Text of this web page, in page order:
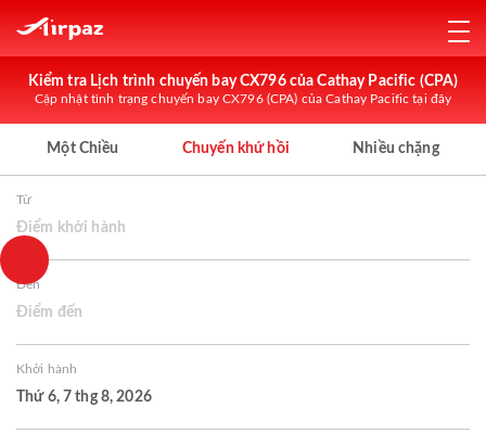
Kiểm tra Lịch trình chuyến bay CX796 của Cathay Pacific (CPA)
Cập nhật tình trạng chuyến bay CX796 (CPA) của Cathay Pacific tại đây
Một Chiều Chuyến khứ hồi Nhiều chặng
Từ
Điểm khởi hành
Đến
Điểm đến
Khởi hành
Thứ 6, 7 thg 8, 2026